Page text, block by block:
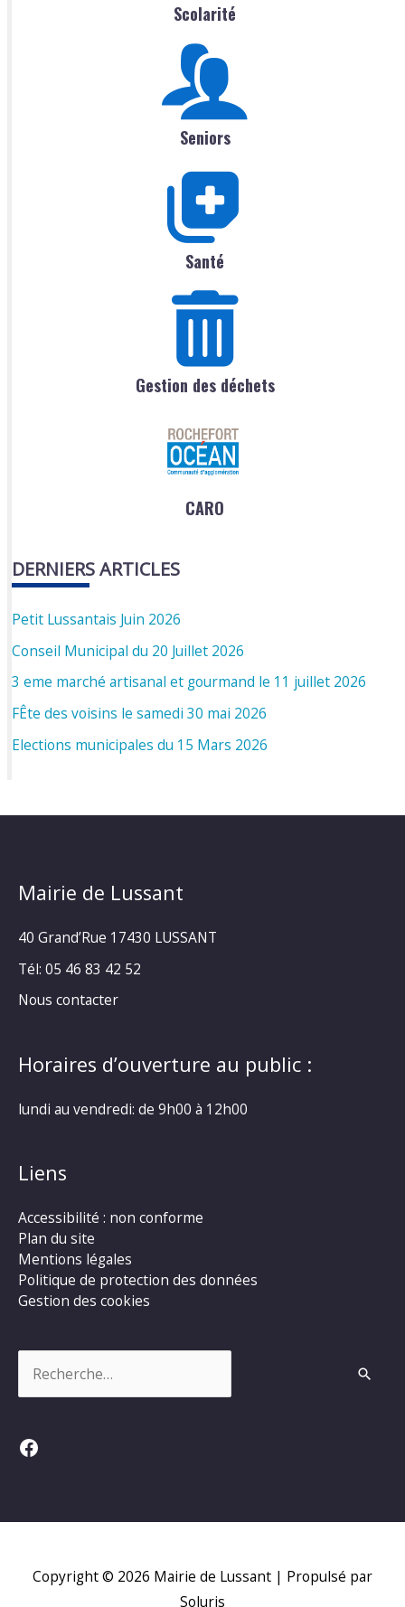
Scolarité
Seniors
Santé
Gestion des déchets
CARO
DERNIERS ARTICLES
Petit Lussantais Juin 2026
Conseil Municipal du 20 Juillet 2026
3 eme marché artisanal et gourmand le 11 juillet 2026
FÊte des voisins le samedi 30 mai 2026
Elections municipales du 15 Mars 2026
Mairie de Lussant
40 Grand’Rue 17430 LUSSANT
Tél: 05 46 83 42 52
Nous contacter
Horaires d’ouverture au public :
lundi au vendredi: de 9h00 à 12h00
Liens
Accessibilité : non conforme
Plan du site
Mentions légales
Politique de protection des données
Gestion des cookies
Facebook
Copyright © 2026 Mairie de Lussant | Propulsé par
Soluris